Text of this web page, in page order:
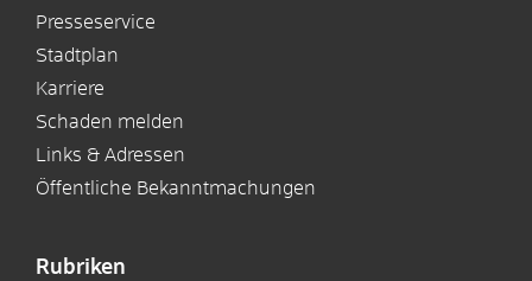
Presseservice
Stadtplan
Karriere
Schaden melden
Links & Adressen
Öffentliche Bekanntmachungen
Rubriken